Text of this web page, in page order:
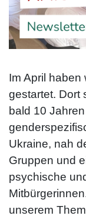
Im April haben
gestartet. Dort
bald 10
Ukraine, nah
Gruppen und
psychische
unserem